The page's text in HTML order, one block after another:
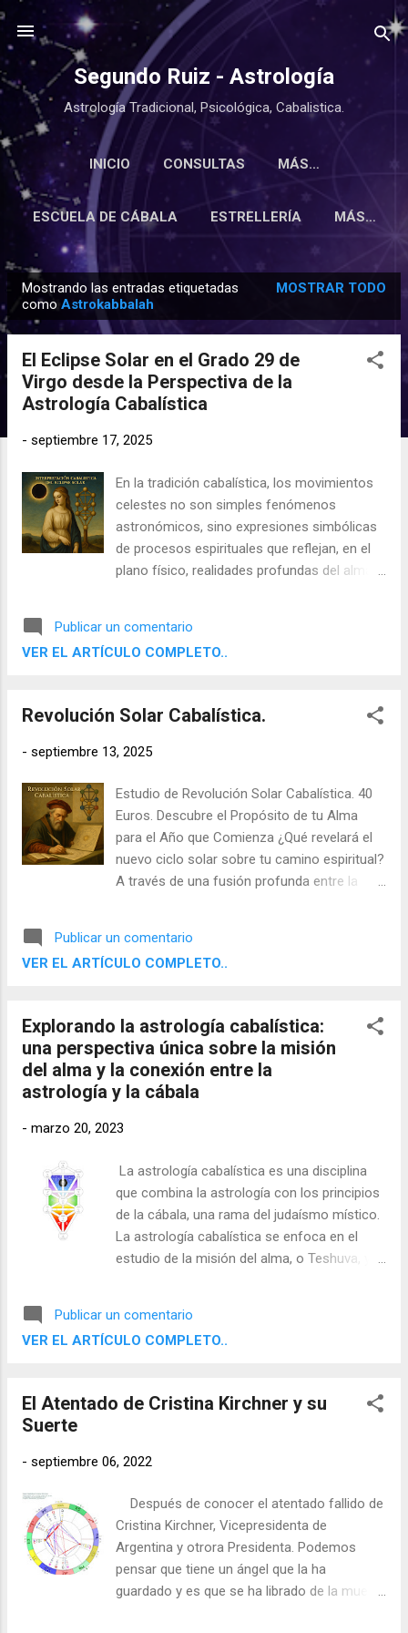
Ir al contenido principal
Segundo Ruiz - Astrología
Astrología Tradicional, Psicológica, Cabalistica.
INICIO CONSULTAS MÁS…
ESCUELA DE CÁBALA ESTRELLERÍA MÁS…
n
Mostrando las entradas etiquetadas
comoAstrokabbalah
MOSTRAR TODO
El Eclipse Solar en el Grado 29 de
Virgo desde la Perspectiva de la
Astrología Cabalística
- septiembre 17, 2025
En la tradición cabalística, los movimientos
celestes no son simples fenómenos
astronómicos, sino expresiones simbólicas
de procesos espirituales que reflejan, en el
plano físico, realidades profundas del alma.
significados donde se entrelazan los
mundos superiores (Atzilut, Beriyá, Yetzirá y
contexto, los eclipses solares constituyen
momentos de especial relevancia, pues
activan procesos internos de
transformación.
Publicar un comentario
VER EL ARTÍCULO COMPLETO..
Revolución Solar Cabalística.
- septiembre 13, 2025
Estudio de Revolución Solar Cabalística. 40
Euros. Descubre el Propósito de tu Alma
para el Año que Comienza ¿Qué revelará el
nuevo ciclo solar sobre tu camino espiritual?
A través de una fusión profunda entre la
ofrezco un informe único que te ayudará a
comprender los desafíos, aprendizajes y
Publicar un comentario
VER EL ARTÍCULO COMPLETO..
Explorando la astrología cabalística:
una perspectiva única sobre la misión
del alma y la conexión entre la
astrología y la cábala
- marzo 20, 2023
La astrología cabalística es una disciplina
que combina la astrología con los principios
de la cábala, una rama del judaísmo místico.
La astrología cabalística se enfoca en el
estudio de la misión del alma, o Teshuva, y
se describen algunos de los principales
conceptos y técnicas de la astrología
Publicar un comentario
VER EL ARTÍCULO COMPLETO..
El Atentado de Cristina Kirchner y su
Suerte
- septiembre 06, 2022
Después de conocer el atentado fallido de
Cristina Kirchner, Vicepresidenta de
Argentina y otrora Presidenta. Podemos
pensar que tiene un ángel que la ha
guardado y es que se ha librado de la muerte